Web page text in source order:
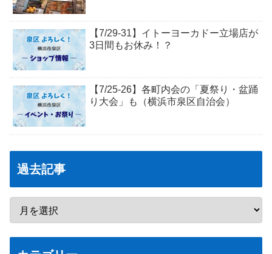
【7/29-31】イトーヨーカドー立場店が
3日間もお休み！？
【7/25-26】各町内会の「夏祭り・盆踊
り大会」も（横浜市泉区自治会）
過去記事